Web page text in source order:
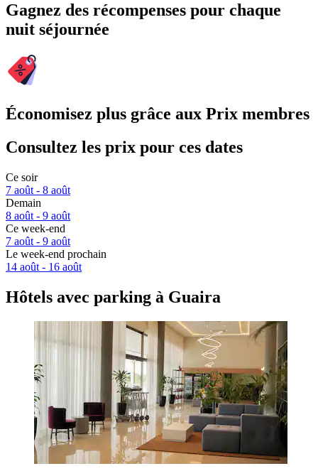
Gagnez des récompenses pour chaque
nuit séjournée
Économisez plus grâce aux Prix membres
Consultez les prix pour ces dates
Ce soir
7 août - 8 août
Demain
8 août - 9 août
Ce week-end
7 août - 9 août
Le week-end prochain
14 août - 16 août
Hôtels avec parking à Guaira